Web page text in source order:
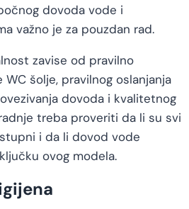
dovoda vode i
važno je za pouzdan rad.
zavise od pravilno
šolje, pravilnog oslanjanja
dovoda i kvalitetnog
treba proveriti da li su svi
i da li dovod vode
ovog modela.